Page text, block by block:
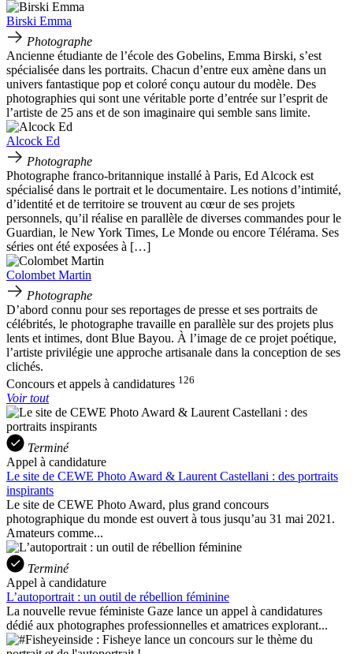
Birski Emma
Photographe
Ancienne étudiante de l’école des Gobelins, Emma Birski, s’est
spécialisée dans les portraits. Chacun d’entre eux amène dans un
univers fantastique pop et coloré conçu autour du modèle. Des
photographies qui sont une véritable porte d’entrée sur l’esprit de
l’artiste de 25 ans et de son imaginaire qui semble sans limite.
Alcock Ed
Photographe
Photographe franco-britannique installé à Paris, Ed Alcock est
spécialisé dans le portrait et le documentaire. Les notions d’intimité,
d’identité et de territoire se trouvent au cœur de ses projets
personnels, qu’il réalise en parallèle de diverses commandes pour le
Guardian, le New York Times, Le Monde ou encore Télérama. Ses
séries ont été exposées à […]
Colombet Martin
Photographe
D’abord connu pour ses reportages de presse et ses portraits de
célébrités, le photographe travaille en parallèle sur des projets plus
lents et intimes, dont Blue Bayou. À l’image de ce projet poétique,
l’artiste privilégie une approche artisanale dans la conception de ses
clichés.
Concours et appels à candidatures 126
Voir tout
Terminé
Appel à candidature
Le site de CEWE Photo Award & Laurent Castellani : des portraits
inspirants
Le site de CEWE Photo Award, plus grand concours
photographique du monde est ouvert à tous jusqu’au 31 mai 2021.
Amateurs comme...
Terminé
Appel à candidature
L’autoportrait : un outil de rébellion féminine
La nouvelle revue féministe Gaze lance un appel à candidatures
dédié aux photographes professionnelles et amatrices explorant...